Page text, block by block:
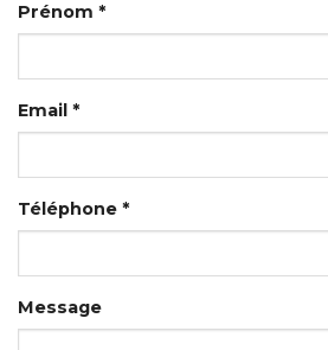
Prénom *
Email *
Téléphone *
Message